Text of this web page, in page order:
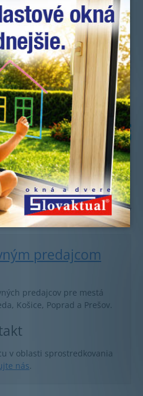
predajcom
predajcov pre mestá
Košice, Poprad a Prešov.
v oblasti sprostredkovania
nás.